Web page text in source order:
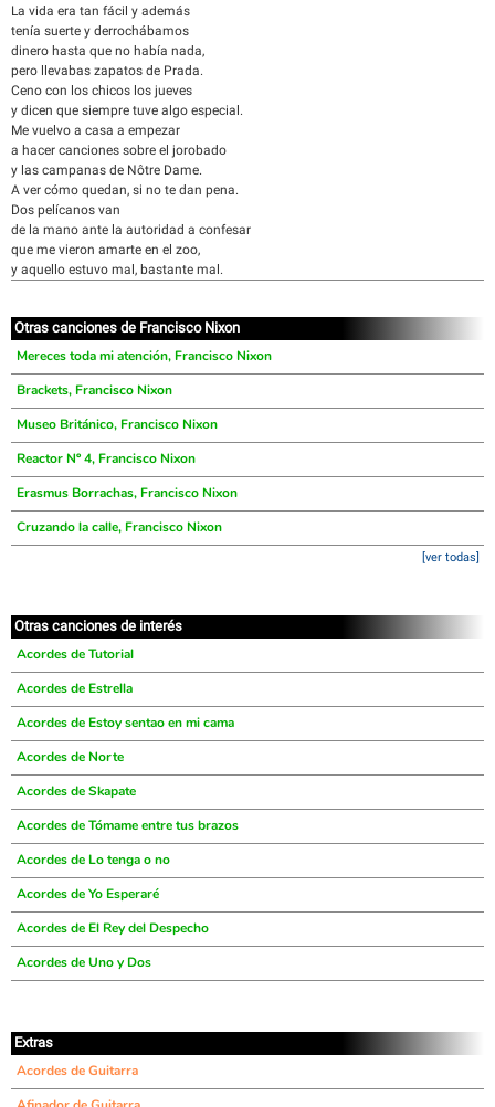
La vida era tan fácil y además
tenía suerte y derrochábamos
dinero hasta que no había nada,
pero llevabas zapatos de Prada.
Ceno con los chicos los jueves
y dicen que siempre tuve algo especial.
Me vuelvo a casa a empezar
a hacer canciones sobre el jorobado
y las campanas de Nôtre Dame.
A ver cómo quedan, si no te dan pena.
Dos pelícanos van
de la mano ante la autoridad a confesar
que me vieron amarte en el zoo,
y aquello estuvo mal, bastante mal.
Otras canciones de Francisco Nixon
Mereces toda mi atención, Francisco Nixon
Brackets, Francisco Nixon
Museo Británico, Francisco Nixon
Reactor Nº 4, Francisco Nixon
Erasmus Borrachas, Francisco Nixon
Cruzando la calle, Francisco Nixon
[ver todas]
Otras canciones de interés
Acordes de Tutorial
Acordes de Estrella
Acordes de Estoy sentao en mi cama
Acordes de Norte
Acordes de Skapate
Acordes de Tómame entre tus brazos
Acordes de Lo tenga o no
Acordes de Yo Esperaré
Acordes de El Rey del Despecho
Acordes de Uno y Dos
Extras
Acordes de Guitarra